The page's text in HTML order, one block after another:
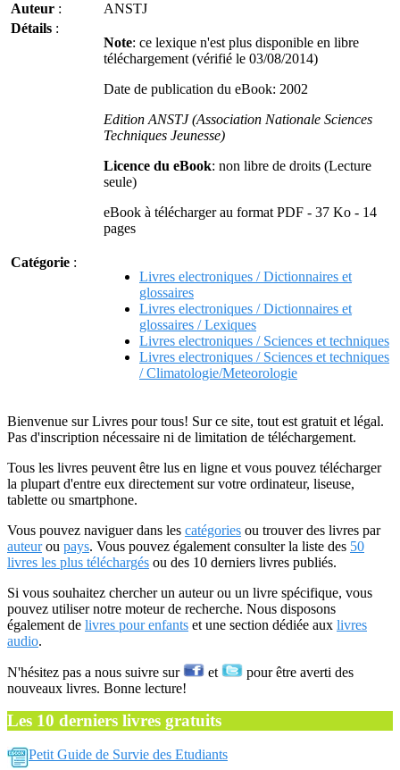
Auteur :
ANSTJ
Détails :
Note: ce lexique n'est plus disponible en libre
téléchargement (vérifié le 03/08/2014)
Date de publication du eBook: 2002
Edition ANSTJ (Association Nationale Sciences
Techniques Jeunesse)
Licence du eBook: non libre de droits (Lecture
seule)
eBook à télécharger au format PDF - 37 Ko - 14
pages
Catégorie :
Livres electroniques / Dictionnaires et
glossaires
Livres electroniques / Dictionnaires et
glossaires / Lexiques
Livres electroniques / Sciences et techniques
Livres electroniques / Sciences et techniques
/ Climatologie/Meteorologie
Bienvenue sur Livres pour tous! Sur ce site, tout est gratuit et légal.
Pas d'inscription nécessaire ni de limitation de téléchargement.
Tous les livres peuvent être lus en ligne et vous pouvez télécharger
la plupart d'entre eux directement sur votre ordinateur, liseuse,
tablette ou smartphone.
Vous pouvez naviguer dans les catégories ou trouver des livres par
auteurou pays. Vous pouvez également consulter la liste des 50
livres les plus téléchargés ou des 10 derniers livres publiés.
Si vous souhaitez chercher un auteur ou un livre spécifique, vous
pouvez utiliser notre moteur de recherche. Nous disposons
également de livres pour enfants et une section dédiée aux livres
audio.
N'hésitez pas a nous suivre sur et
pour être averti des
nouveaux livres. Bonne lecture!
Les 10 derniers livres gratuits
Petit Guide de Survie des Etudiants